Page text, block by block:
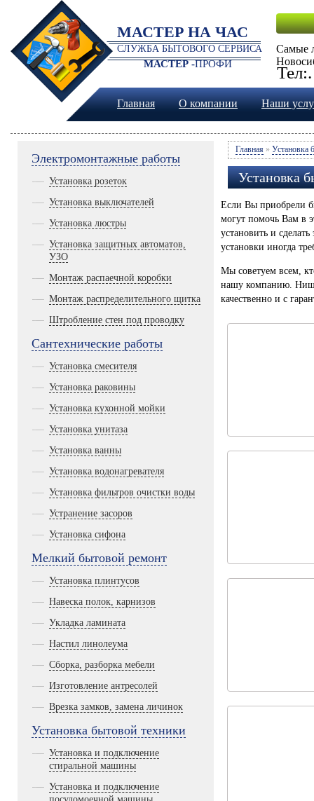
Самые
Главная О компании Наши
МАСТЕР НА ЧАС
СЛУЖБА БЫТОВОГО СЕРВИСА
МАСТЕР -ПРОФИ
Электромонтажные работы
Установка розеток
Установка выключателей
Установка люстры
Установка защитных автоматов,
УЗО
Монтаж распаечной коробки
Монтаж распределительного щитка
Штробление стен под проводку
Сантехнические работы
Установка смесителя
Установка раковины
Установка кухонной мойки
Установка унитаза
Установка ванны
Установка водонагревателя
Установка фильтров очистки воды
Устранение засоров
Установка сифона
Мелкий бытовой ремонт
Установка плинтусов
Навеска полок, карнизов
Укладка ламината
Настил линолеума
Сборка, разборка мебели
Изготовление антресолей
Врезка замков, замена личинок
Установка бытовой техники
Установка и подключение
стиральной машины
Установка и подключение
Главная » Установка
Установка
Если Вы приобрели
могут помочь Вам в
установить и
установки иногда
Мы советуем всем,
нашу компанию.
качественно и с